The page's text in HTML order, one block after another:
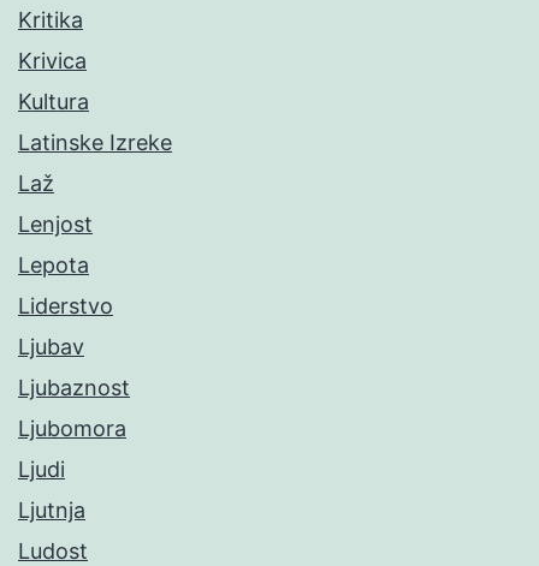
Kritika
Krivica
Kultura
Latinske Izreke
Laž
Lenjost
Lepota
Liderstvo
Ljubav
Ljubaznost
Ljubomora
Ljudi
Ljutnja
Ludost